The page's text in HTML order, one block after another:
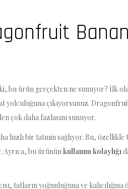
bu ürün gerçekten ne sunuyor? İlk
çıkıyorsunuz.
çok daha fazlasını sunuyor.
hızlı bir tatmin sağlıyor. Bu,
Ayrıca, bu ürününkullanım kolaylığı
tatların yoğunluğuna ve